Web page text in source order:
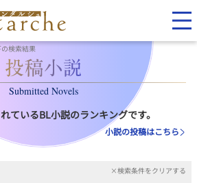
検索結果
Submitted Novels
ているBL小説のランキングです。
小説の投稿はこちら
×検索条件をクリアする